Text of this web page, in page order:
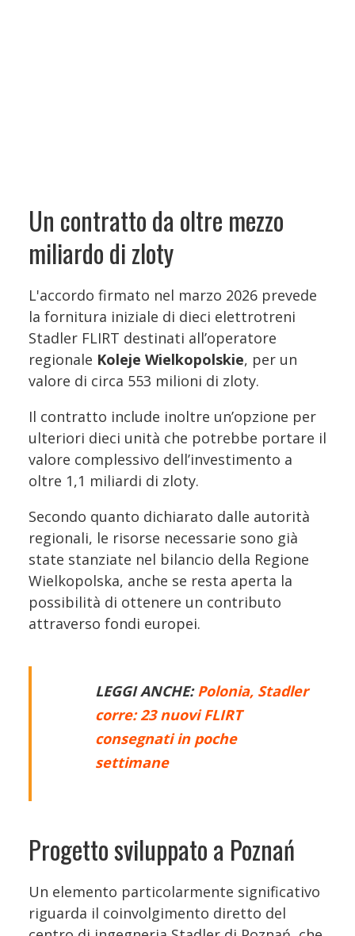
Un contratto da oltre mezzo
miliardo di zloty
L'accordo firmato nel marzo 2026 prevede
la fornitura iniziale di dieci elettrotreni
Stadler FLIRT destinati all’operatore
regionale Koleje Wielkopolskie, per un
valore di circa 553 milioni di zloty.
Il contratto include inoltre un’opzione per
ulteriori dieci unità che potrebbe portare il
valore complessivo dell’investimento a
oltre 1,1 miliardi di zloty.
Secondo quanto dichiarato dalle autorità
regionali, le risorse necessarie sono già
state stanziate nel bilancio della Regione
Wielkopolska, anche se resta aperta la
possibilità di ottenere un contributo
attraverso fondi europei.
LEGGI ANCHE:Polonia, Stadler
corre: 23 nuovi FLIRT
consegnati in poche
settimane
Progetto sviluppato a Poznań
Un elemento particolarmente significativo
riguarda il coinvolgimento diretto del